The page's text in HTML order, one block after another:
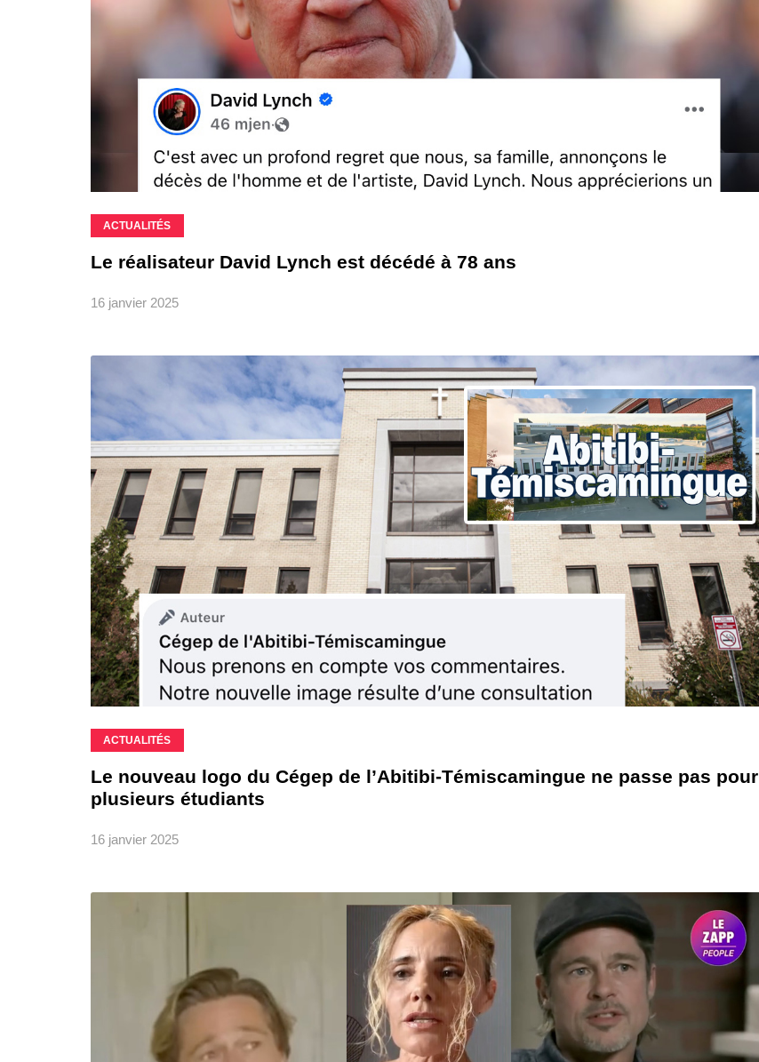
ACTUALITÉS
Le réalisateur David Lynch est décédé à 78 ans
16 janvier 2025
ACTUALITÉS
Le nouveau logo du Cégep de l’Abitibi-Témiscamingue ne passe pas pour
plusieurs étudiants
16 janvier 2025